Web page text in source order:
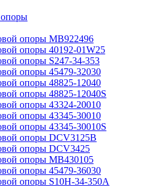
опоры MB922496
опоры 40192-01W25
опоры S247-34-353
опоры 45479-32030
опоры 48825-12040
опоры 48825-12040S
опоры 43324-20010
опоры 43345-30010
опоры 43345-30010S
опоры DCV3125B
опоры DCV3425
опоры MB430105
опоры 45479-36030
опоры S10H-34-350A